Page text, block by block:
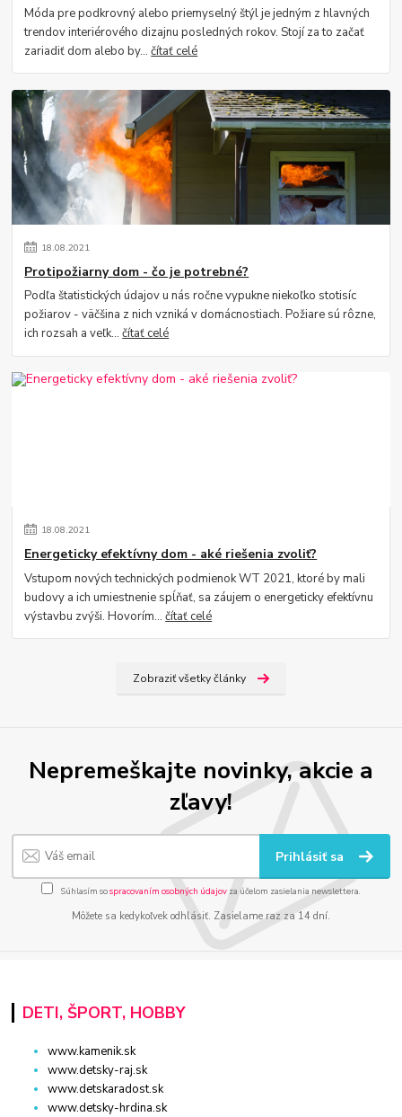
Móda pre podkrovný alebo priemyselný štýl je jedným z hlavných
trendov interiérového dizajnu posledných rokov. Stojí za to začať
zariadiť dom alebo by...čítať celé
18.08.2021
Protipožiarny dom - čo je potrebné?
Podľa štatistických údajov u nás ročne vypukne niekoľko stotisíc
požiarov - väčšina z nich vzniká v domácnostiach. Požiare sú rôzne,
ich rozsah a veľk...čítať celé
18.08.2021
Energeticky efektívny dom - aké riešenia zvoliť?
Vstupom nových technických podmienok WT 2021, ktoré by mali
budovy a ich umiestnenie spĺňať, sa záujem o energeticky efektívnu
výstavbu zvýši. Hovorím...čítať celé
Zobraziť všetky články
Nepremeškajte novinky, akcie a
zľavy!
Prihlásiť sa
Súhlasím sospracovaním osobných údajov za účelom zasielania newslettera.
Môžete sa kedykoľvek odhlásiť. Zasielame raz za 14 dní.
DETI, ŠPORT, HOBBY
www.kamenik.sk
www.detsky-raj.sk
www.detskaradost.sk
www.detsky-hrdina.sk